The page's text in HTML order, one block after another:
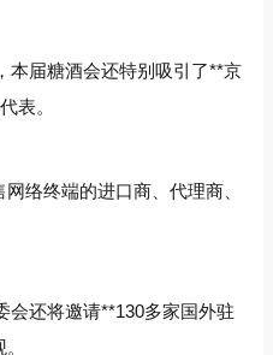
本届糖酒会还特别吸引了**京
表。
络终端的进口商、代理商、
会还将邀请**130多家国外驻